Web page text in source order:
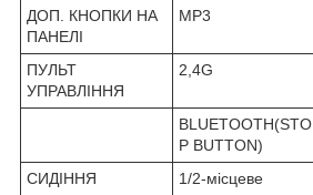
ДОП. КНОПКИ НА
ПАНЕЛІ
MP3
ПУЛЬТ
УПРАВЛІННЯ
2,4G
BLUETOOTH(STO
P BUTTON)
СИДІННЯ 1/2-місцеве